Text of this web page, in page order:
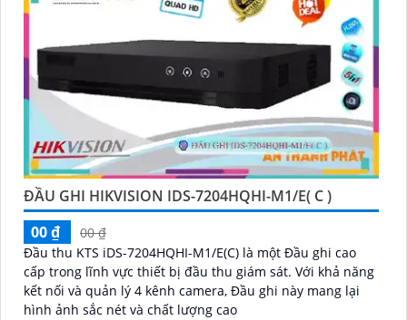
ĐẦU GHI HIKVISION IDS-7204HQHI-M1/E( C )
00 ₫
00 ₫
Đầu thu KTS iDS-7204HQHI-M1/E(C) là một Đầu ghi cao
cấp trong lĩnh vực thiết bị đầu thu giám sát. Với khả năng
kết nối và quản lý 4 kênh camera, Đầu ghi này mang lại
hình ảnh sắc nét và chất lượng cao